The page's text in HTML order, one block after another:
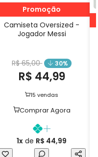
Promoção
Camisa Social - Inspiração
R$ 85,00 47%
R$ 44,99
deR$ 44,99